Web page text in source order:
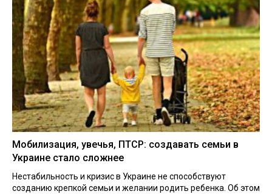
Мобилизация, увечья, ПТСР: создавать семьи в
Украине стало сложнее
Нестабильность и кризис в Украине не способствуют
созданию крепкой семьи и желании родить ребенка. Об этом